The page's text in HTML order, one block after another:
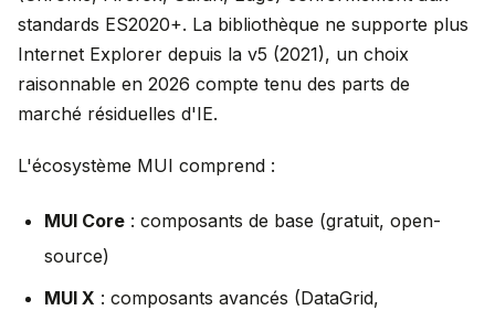
standards ES2020+. La bibliothèque ne supporte plus
Internet Explorer depuis la v5 (2021), un choix
raisonnable en 2026 compte tenu des parts de
marché résiduelles d'IE.
L'écosystème MUI comprend :
MUI Core : composants de base (gratuit, open-
source)
MUI X : composants avancés (DataGrid,